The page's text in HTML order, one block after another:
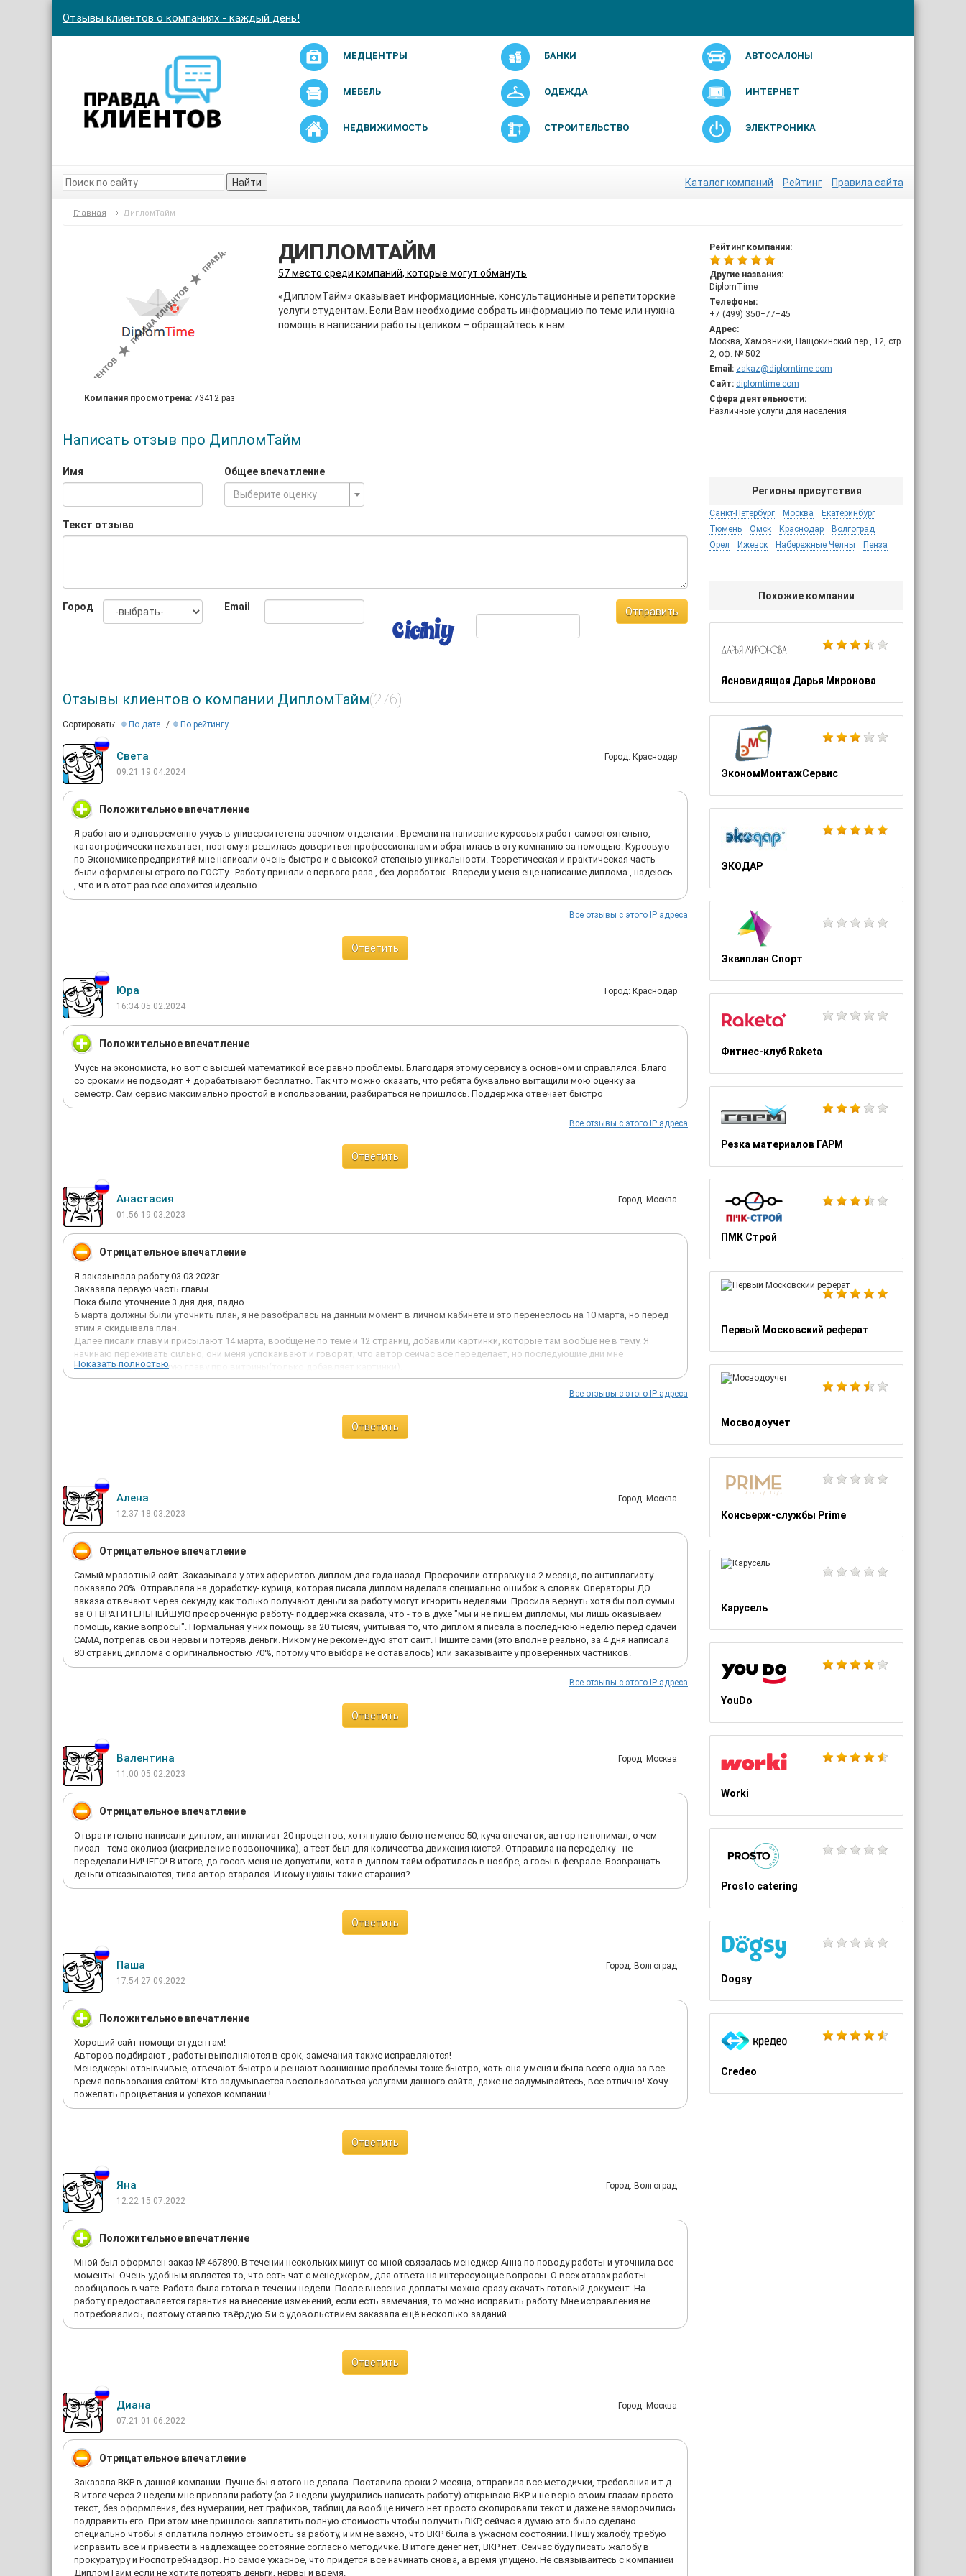
Отзывы клиентов о компаниях - каждый день!
МЕДЦЕНТРЫ БАНКИ АВТОСАЛОНЫ
МЕБЕЛЬ ОДЕЖДА ИНТЕРНЕТ
НЕДВИЖИМОСТЬ СТРОИТЕЛЬСТВО ЭЛЕКТРОНИКА
Найти Каталог компаний Рейтинг Правила сайта
Главная ДипломТайм
Рейтинг компании:
Другие названия:
DiplomTime
Телефоны:
+7 (499) 350‒77‒45
Адрес:
Москва, Хамовники, Нащокинский пер., 12, стр.
2, оф. № 502
Email: zakaz@diplomtime.com
Сайт: diplomtime.com
Сфера деятельности:
Различные услуги для населения
Регионы присутствия
Санкт-Петербург Москва
Екатеринбург
Тюмень
Омск Краснодар
Волгоград
Орел
Ижевск Набережные Челны Пенза
Похожие компании
Ясновидящая Дарья Миронова
ЭкономМонтажСервис
ЭКОДАР
Эквиплан Спорт
Фитнес-клуб Raketa
Резка материалов ГАРМ
ПМК Строй
Первый Московский реферат
Мосводоучет
Консьерж-службы Prime
Карусель
YouDo
Worki
Prosto catering
Dogsy
Credeo
Компания просмотрена: 73412 раз
ДИПЛОМТАЙМ
57 место среди компаний, которые могут обмануть
«ДипломТайм» оказывает информационные, консультационные и репетиторские
услуги студентам. Если Вам необходимо собрать информацию по теме или нужна
помощь в написании работы целиком – обращайтесь к нам.
Написать отзыв про ДипломТайм
Имя
Общее впечатление
Выберите оценку
Текст отзыва
Город Email Отправить
Отзывы клиентов о компании ДипломТайм(276)
Сортировать: По дате По рейтингу
Света
Город: Краснодар
09:21 19.04.2024
Положительное впечатление
Я работаю и одновременно учусь в университете на заочном отделении . Времени на написание курсовых работ самостоятельно,
катастрофически не хватает, поэтому я решилась довериться профессионалам и обратилась в эту компанию за помощью. Курсовую
по Экономике предприятий мне написали очень быстро и с высокой степенью уникальности. Теоретическая и практическая часть
были оформлены строго по ГОСТу . Работу приняли с первого раза , без доработок . Впереди у меня еще написание диплома , надеюсь
, что и в этот раз все сложится идеально.
Все отзывы с этого IP адреса
Ответить
Юра
Город: Краснодар
16:34 05.02.2024
Положительное впечатление
Учусь на экономиста, но вот с высшей математикой все равно проблемы. Благодаря этому сервису в основном и справлялся. Благо
со сроками не подводят + дорабатывают бесплатно. Так что можно сказать, что ребята буквально вытащили мою оценку за
семестр. Сам сервис максимально простой в использовании, разбираться не пришлось. Поддержка отвечает быстро
Все отзывы с этого IP адреса
Ответить
Анастасия
Город: Москва
01:56 19.03.2023
Отрицательное впечатление
Я заказывала работу 03.03.2023г
Заказала первую часть главы
Пока было уточнение 3 дня дня, ладно.
6 марта должны были уточнить план, я не разобралась на данный момент в личном кабинете и это перенеслось на 10 марта, но перед
этим я скидывала план.
Далее писали главу и присылают 14 марта, вообще не по теме и 12 страниц, добавили картинки, которые там вообще не в тему. Я
начинаю переживать сильно, они меня успокаивают и говорят, что автор сейчас все переделает, но последующие дни мне
присылают ту же самую главу про витрины(только добавляет картинки).
Времени до сдачи вообще не оставалось, обговаривались сроки до 14.03.2023
И в итоге, мне присылают главу, читаю всё вроде в порядке, но не проверяю на антиплагиат, я высылаю работу
Показать полностью
Все отзывы с этого IP адреса
Ответить
Алена
Город: Москва
12:37 18.03.2023
Отрицательное впечатление
Самый мразотный сайт. Заказывала у этих аферистов диплом два года назад. Просрочили отправку на 2 месяца, по антиплагиату
показало 20%. Отправляла на доработку- курица, которая писала диплом наделала специально ошибок в словах. Операторы ДО
заказа отвечают через секунду, как только получают деньги за работу могут игнорить неделями. Просила вернуть хотя бы пол суммы
за ОТВРАТИТЕЛЬНЕЙШУЮ просроченную работу- поддержка сказала, что - то в духе "мы и не пишем дипломы, мы лишь оказываем
помощь, какие вопросы". Нормальная у них помощь за 20 тысяч, учитывая то, что диплом я писала в последнюю неделю перед сдачей
САМА, потрепав свои нервы и потеряв деньги. Никому не рекомендую этот сайт. Пишите сами (это вполне реально, за 4 дня написала
80 страниц диплома с оригинальностью 70%, потому что выбора не оставалось) или заказывайте у проверенных частников.
Все отзывы с этого IP адреса
Ответить
Валентина
Город: Москва
11:00 05.02.2023
Отрицательное впечатление
Отвратительно написали диплом, антиплагиат 20 процентов, хотя нужно было не менее 50, куча опечаток, автор не понимал, о чем
писал - тема сколиоз (искривление позвоночника), а тест был для количества движения кистей. Отправила на переделку - не
переделали НИЧЕГО! В итоге, до госов меня не допустили, хотя в диплом тайм обратилась в ноябре, а госы в феврале. Возвращать
деньги отказываются, типа автор старался. И кому нужны такие старания?
Ответить
Паша
Город: Волгоград
17:54 27.09.2022
Положительное впечатление
Хороший сайт помощи студентам!
Авторов подбирают , работы выполняются в срок, замечания также исправляются!
Менеджеры отзывчивые, отвечают быстро и решают возникшие проблемы тоже быстро, хоть она у меня и была всего одна за все
время пользования сайтом! Кто задумывается воспользоваться услугами данного сайта, даже не задумывайтесь, все отлично! Хочу
пожелать процветания и успехов компании !
Ответить
Яна
Город: Волгоград
12:22 15.07.2022
Положительное впечатление
Мной был оформлен заказ № 467890. В течении нескольких минут со мной связалась менеджер Анна по поводу работы и уточнила все
моменты. Очень удобным является то, что есть чат с менеджером, для ответа на интересующие вопросы. О всех этапах работы
сообщалось в чате. Работа была готова в течении недели. После внесения доплаты можно сразу скачать готовый документ. На
работу предоставляется гарантия на внесение изменений, если есть замечания, то можно исправить работу. Мне исправления не
потребовались, поэтому ставлю твёрдую 5 и с удовольствием заказала ещё несколько заданий.
Ответить
Диана
Город: Москва
07:21 01.06.2022
Отрицательное впечатление
Заказала ВКР в данной компании. Лучше бы я этого не делала. Поставила сроки 2 месяца, отправила все методички, требования и т.д.
В итоге через 2 недели мне прислали работу (за 2 недели умудрились написать работу) открываю ВКР и не верю своим глазам просто
текст, без оформления, без нумерации, нет графиков, таблиц да вообще ничего нет просто скопировали текст и даже не заморочились
подправить его. При этом мне пришлось заплатить полную стоимость чтобы получить ВКР, сейчас я думаю это было сделано
специально чтобы я оплатила полную стоимость за работу, и им не важно, что ВКР была в ужасном состоянии. Пишу жалобу, требую
исправить все и привести в надлежащее состояние согласно методичке. В итоге денег нет, ВКР нет. Сейчас буду писать жалобу в
прокуратуру и Роспотребнадзор. Но самое ужасное, что придется все начинать снова, а время упущено. Не связывайтесь с компанией
ДипломТайм если не хотите потерять деньги, нервы и время.